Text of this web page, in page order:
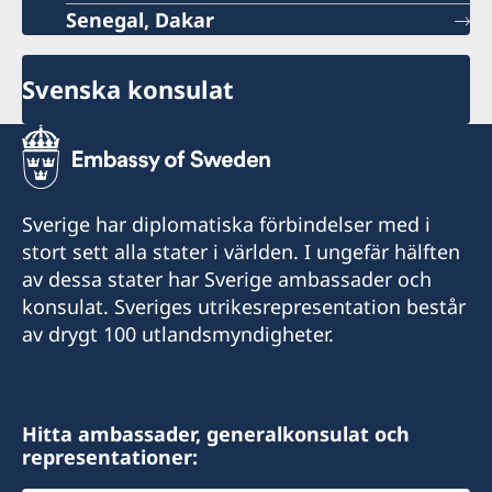
Senegal, Dakar
Svenska konsulat
Sverige har diplomatiska förbindelser med i
stort sett alla stater i världen. I ungefär hälften
av dessa stater har Sverige ambassader och
konsulat. Sveriges utrikesrepresentation består
av drygt 100 utlandsmyndigheter.
Hitta ambassader, generalkonsulat och
representationer: